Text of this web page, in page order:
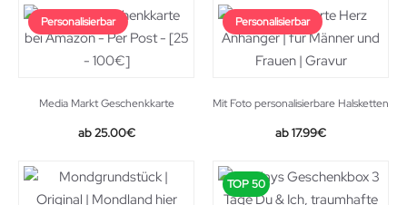
was:
15.90€.
is:
Personalisierbar
Media Markt Geschenkkarte
25.00€
Personalisierbar
Mit Foto personalisierbare Halsketten
17.99€
TOP 50